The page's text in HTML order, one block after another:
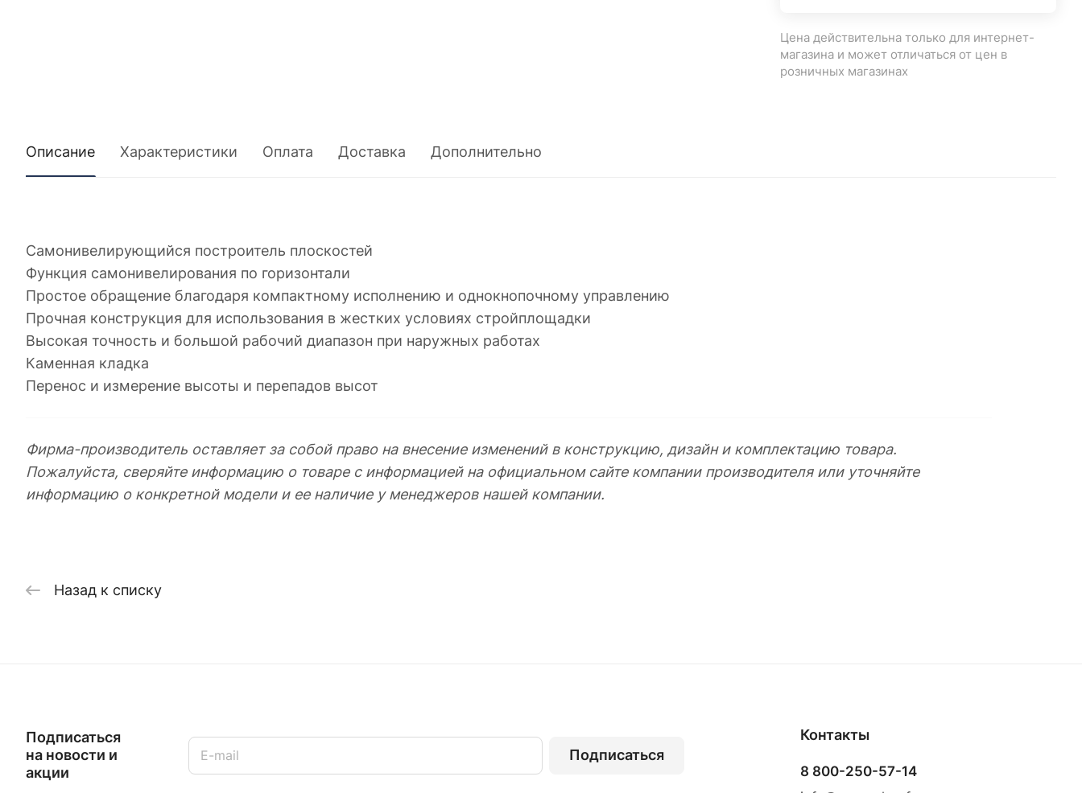
Цена действительна только для интернет-
магазина и может отличаться от цен в
розничных магазинах
Описание Характеристики Оплата Доставка Дополнительно
Самонивелирующийся построитель плоскостей
Функция самонивелирования по горизонтали
Простое обращение благодаря компактному исполнению и однокнопочному управлению
Прочная конструкция для использования в жестких условиях стройплощадки
Высокая точность и большой рабочий диапазон при наружных работах
Каменная кладка
Перенос и измерение высоты и перепадов высот
Фирма-производитель оставляет за собой право на внесение изменений в конструкцию, дизайн и комплектацию товара.
Пожалуйста, сверяйте информацию о товаре с информацией на официальном сайте компании производителя или уточняйте
информацию о конкретной модели и ее наличие у менеджеров нашей компании.
Назад к списку
Подписаться
на новости и
акции
Подписаться
Контакты
8 800-250-57-14